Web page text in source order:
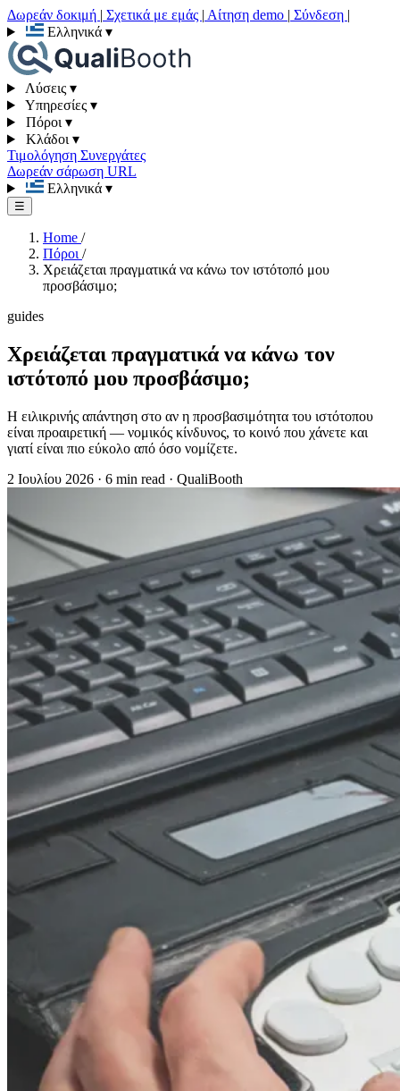
Δωρεάν δοκιμή | Σχετικά με εμάς | Αίτηση demo | Σύνδεση |
Ελληνικά ▾
Λύσεις ▾
Υπηρεσίες ▾
Πόροι ▾
Κλάδοι ▾
Τιμολόγηση Συνεργάτες
Δωρεάν σάρωση URL
Ελληνικά ▾
☰
Home /
Πόροι /
Χρειάζεται πραγματικά να κάνω τον ιστότοπό μου
προσβάσιμο;
guides
Χρειάζεται πραγματικά να κάνω τον
ιστότοπό μου προσβάσιμο;
Η ειλικρινής απάντηση στο αν η προσβασιμότητα του ιστότοπου
είναι προαιρετική — νομικός κίνδυνος, το κοινό που χάνετε και
γιατί είναι πιο εύκολο από όσο νομίζετε.
2 Ιουλίου 2026 · 6 min read · QualiBooth